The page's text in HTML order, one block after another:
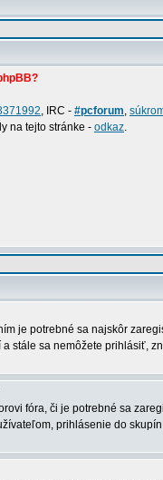
, IRC - #pcforum,
na tejto stránke - odkaz.
je potrebné sa najskôr
stále sa nemôžete prihlásiť,
fóra, či je potrebné sa
prihlásenie do